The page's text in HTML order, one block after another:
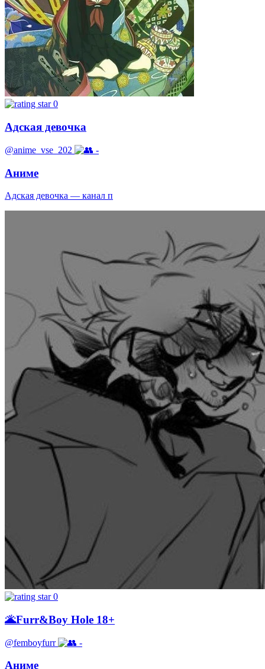
0
Адская девочка
@anime_vse_202 -
Аниме
Адская девочка — канал п
0
🌋Furr&Boy Hole 18+
@femboyfurr -
Аниме